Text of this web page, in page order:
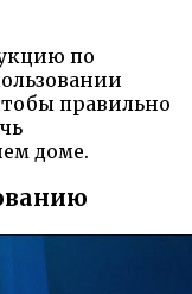
по
правильно
доме.